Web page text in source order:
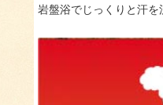
岩盤浴でじっくりと汗